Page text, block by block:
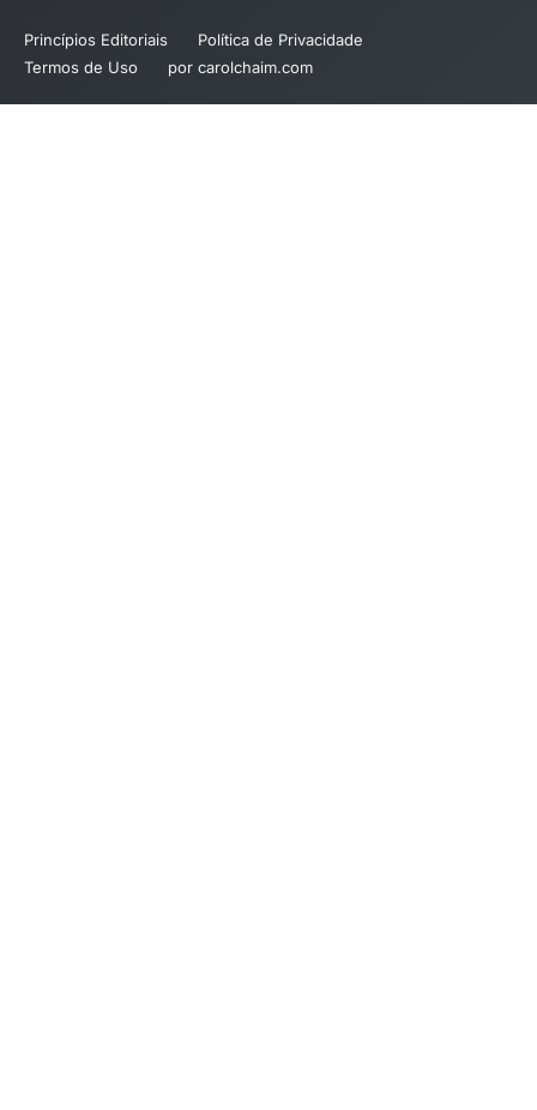
Princípios Editoriais
Política de Privacidade
Termos de Uso
por carolchaim.com